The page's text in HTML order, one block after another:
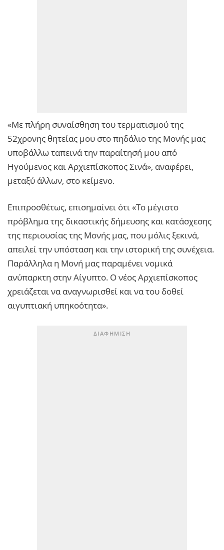
«Με πλήρη συναίσθηση του τερματισμού της
52χρονης θητείας μου στο πηδάλιο της Μονής μας
υποβάλλω ταπεινά την παραίτησή μου από
Ηγούμενος και Αρχιεπίσκοπος Σινά», αναφέρει,
μεταξύ άλλων, στο κείμενο.
Επιπροσθέτως, επισημαίνει ότι «Το μέγιστο
πρόβλημα της δικαστικής δήμευσης και κατάσχεσης
της περιουσίας της Μονής μας, που μόλις ξεκινά,
απειλεί την υπόσταση και την ιστορική της συνέχεια.
Παράλληλα η Μονή μας παραμένει νομικά
ανύπαρκτη στην Αίγυπτο. Ο νέος Αρχιεπίσκοπος
χρειάζεται να αναγνωρισθεί και να του δοθεί
αιγυπτιακή υπηκοότητα».